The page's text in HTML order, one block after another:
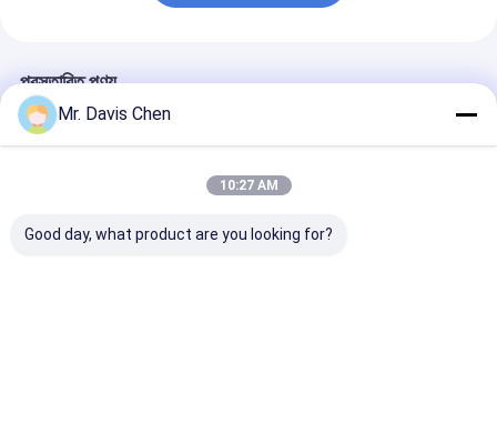
প্রস্তাবিত পণ্য
Mr. Davis Chen
10:27 AM
Good day, what product are you looking for?